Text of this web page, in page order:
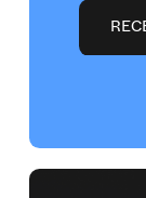
REC